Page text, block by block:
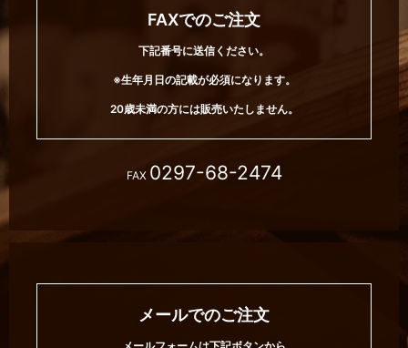
FAXでのご注文
下記番号に送信ください。
※生年月日の記載が必須になります。
20歳未満の方には販売いたしません。
FAX 0297-68-2474
メールでのご注文